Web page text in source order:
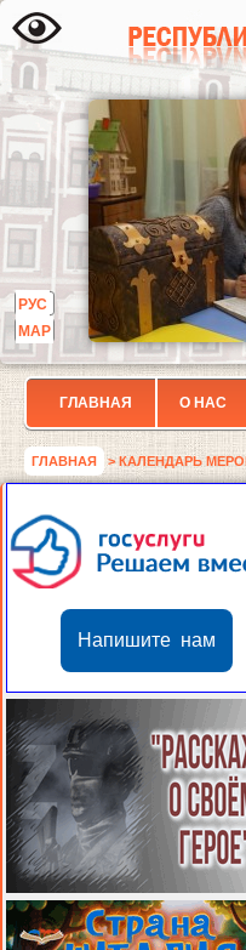
РУС
МАР
ГЛАВНАЯ О НАС
ГЛАВНАЯ > КАЛЕНДАРЬ
Напишите нам